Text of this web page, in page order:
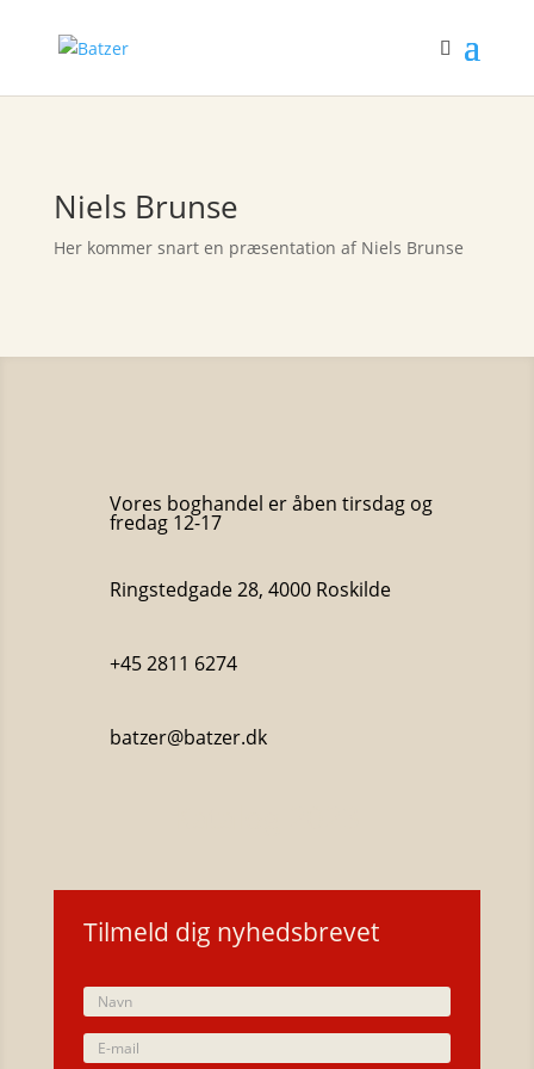
Niels Brunse
Her kommer snart en præsentation af Niels Brunse
Vores boghandel er åben tirsdag og
fredag 12-17
Ringstedgade 28, 4000 Roskilde
+45 2811 6274
batzer@batzer.dk
Tilmeld dig nyhedsbrevet